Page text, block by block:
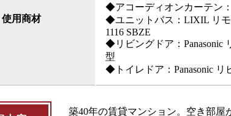
使用商材
◆アコーディオンカーテン
◆ユニットバス：LIXIL リモ
1116 SBZE
◆リビングドア：Panasonic
型
◆トイレドア：Panasonic リ
築40年の賃貸マンション。空き部屋